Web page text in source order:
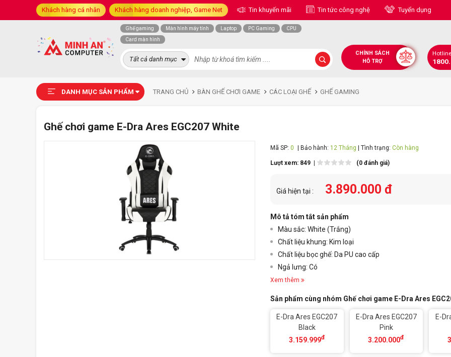
Khách hàng cá nhân Khách hàng doanh nghiệp, Game Net Tin khuyến mãi Tin tức công nghệ Tuyển dụng
Ghế gaming Màn hình máy tính Laptop PC Gaming
CPU
Card màn hình
Tất cả danh mục
CHÍNH SÁCH
HỖ TRỢ
Hotline
DANH MỤC SẢN PHẨM TRANG CHỦ BÀN GHẾ CHƠI GAME CÁC LOẠI GHẾ GHẾ GAMING
Ghế chơi game E-Dra Ares EGC207 White
Mã SP: 0 | Bảo hành: 12 Tháng | Tình trạng: Còn hàng
Lượt xem: 849 | (0 đánh giá)
Giá hiện tại : 3.890.000 đ
Mô tả tóm tắt sản phẩm
Màu sắc: White (Trắng)
Chất liệu khung: Kim loại
Chất liệu bọc ghế: Da PU cao cấp
Ngả lưng: Có
Xem thêm
Sản phẩm cùng nhóm Ghế chơi game E-Dra Ares
E-Dra Ares EGC207
Black
3.159.999đ
E-Dra Ares EGC207
Pink
3.200.000đ
E-